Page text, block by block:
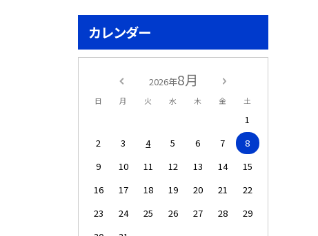
カレンダー
2026年8月
日 月 火 水 木 金 土
1
2
3 4 5 6 7
8
9
10 11 12 13 14
15
16
17 18 19 20 21
22
23
24 25 26 27 28
29